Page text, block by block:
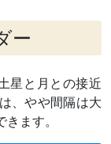
ー
星と月との接近
、やや間隔は大
ます。